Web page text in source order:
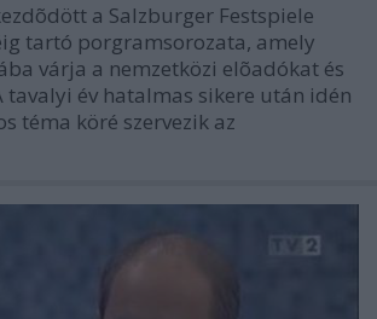
a Salzburger Festspiele
tartó porgramsorozata, amely
várja a nemzetközi elõadókat és
tavalyi év hatalmas sikere után idén
téma köré szervezik az